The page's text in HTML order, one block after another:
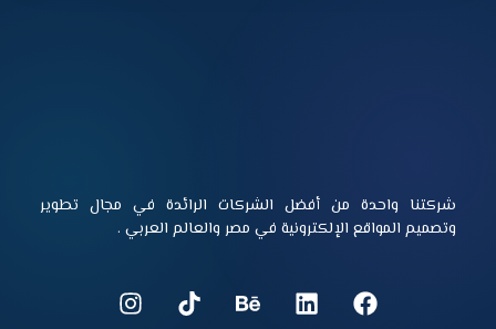
شركتنا واحدة من أفضل الشركات الرائدة في مجال تطوير
وتصميم المواقع الإلكترونية في مصر والعالم العربي .